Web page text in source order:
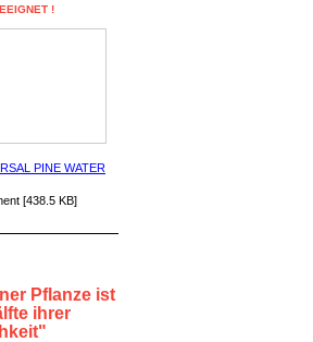
!
PINE WATER
[438.5 KB]
Pflanze ist
ihrer